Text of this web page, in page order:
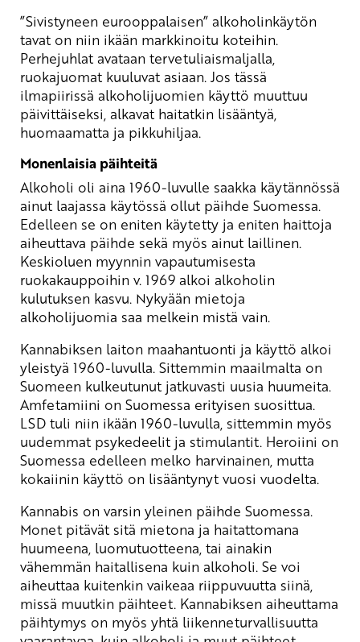
”Sivistyneen eurooppalaisen” alkoholinkäytön
tavat on niin ikään markkinoitu koteihin.
Perhejuhlat avataan tervetuliaismaljalla,
ruokajuomat kuuluvat asiaan. Jos tässä
ilmapiirissä alkoholijuomien käyttö muuttuu
päivittäiseksi, alkavat haitatkin lisääntyä,
huomaamatta ja pikkuhiljaa.
Monenlaisia päihteitä
Alkoholi oli aina 1960-luvulle saakka käytännössä
ainut laajassa käytössä ollut päihde Suomessa.
Edelleen se on eniten käytetty ja eniten haittoja
aiheuttava päihde sekä myös ainut laillinen.
Keskioluen myynnin vapautumisesta
ruokakauppoihin v. 1969 alkoi alkoholin
kulutuksen kasvu. Nykyään mietoja
alkoholijuomia saa melkein mistä vain.
Kannabiksen laiton maahantuonti ja käyttö alkoi
yleistyä 1960-luvulla. Sittemmin maailmalta on
Suomeen kulkeutunut jatkuvasti uusia huumeita.
Amfetamiini on Suomessa erityisen suosittua.
LSD tuli niin ikään 1960-luvulla, sittemmin myös
uudemmat psykedeelit ja stimulantit. Heroiini on
Suomessa edelleen melko harvinainen, mutta
kokaiinin käyttö on lisääntynyt vuosi vuodelta.
Kannabis on varsin yleinen päihde Suomessa.
Monet pitävät sitä mietona ja haitattomana
huumeena, luomutuotteena, tai ainakin
vähemmän haitallisena kuin alkoholi. Se voi
aiheuttaa kuitenkin vaikeaa riippuvuutta siinä,
missä muutkin päihteet. Kannabiksen aiheuttama
päihtymys on myös yhtä liikenneturvallisuutta